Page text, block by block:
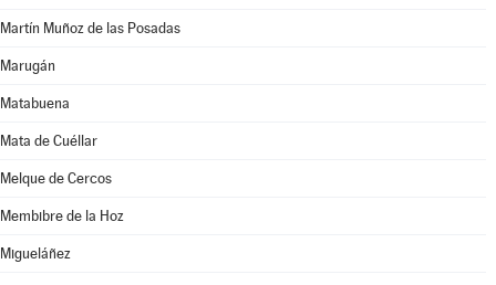
Martín Muñoz de las Posadas
Marugán
Matabuena
Mata de Cuéllar
Melque de Cercos
Membibre de la Hoz
Migueláñez